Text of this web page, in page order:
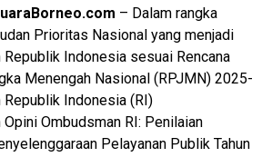
0 Twitter/X 0
persoalan yang setiap hari kita
di Kalsel. Ketahanan pangan di
hutan dan lahan serta banjir,
dan penguatan usaha mikro. Mudah-
ini dapat kita manfaatkan sebaik-
bertukar pengalaman, gagasan, serta
diputuskan, dibiayai, dan
– Dalam rangka
Prioritas Nasional yang menjadi
Indonesia sesuai Rencana
Menengah Nasional (RPJMN) 2025-
Indonesia (RI)
Ombudsman RI: Penilaian
Pelayanan Publik Tahun